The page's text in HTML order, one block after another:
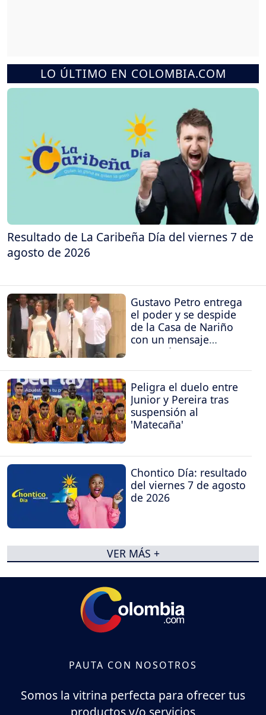
LO ÚLTIMO EN COLOMBIA.COM
Resultado de La Caribeña Día del viernes 7 de
agosto de 2026
Gustavo Petro entrega
el poder y se despide
de la Casa de Nariño
con un mensaje
contundente
Peligra el duelo entre
Junior y Pereira tras
suspensión al
'Matecaña'
Chontico Día: resultado
del viernes 7 de agosto
de 2026
VER MÁS +
PAUTA CON NOSOTROS
Somos la vitrina perfecta para ofrecer tus